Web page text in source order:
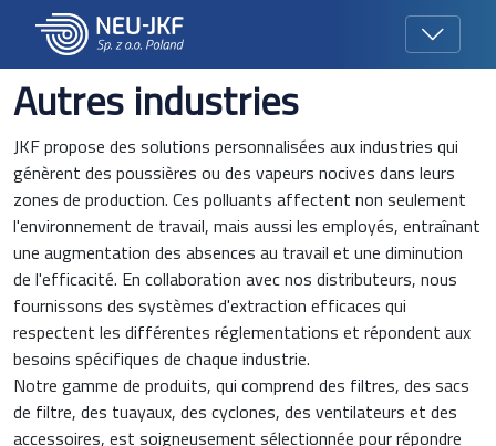
Autres industries
JKF propose des solutions personnalisées aux industries qui
génèrent des poussières ou des vapeurs nocives dans leurs
zones de production. Ces polluants affectent non seulement
l'environnement de travail, mais aussi les employés, entraînant
une augmentation des absences au travail et une diminution
de l'efficacité. En collaboration avec nos distributeurs, nous
fournissons des systèmes d'extraction efficaces qui
respectent les différentes réglementations et répondent aux
besoins spécifiques de chaque industrie.
Notre gamme de produits, qui comprend des filtres, des sacs
de filtre, des tuayaux, des cyclones, des ventilateurs et des
accessoires, est soigneusement sélectionnée pour répondre